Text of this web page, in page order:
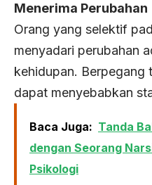
Menerima Perubahan
Orang yang selektif
menyadari perubahan
kehidupan. Berpegang
dapat menyebabkan
Baca Juga: Tanda
dengan Seorang
Psikologi